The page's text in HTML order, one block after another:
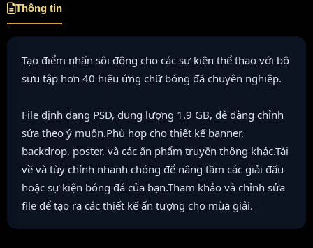
Thông tin
Tạo điểm nhấn sôi động cho các sự kiện thể thao với bộ
sưu tập hơn 40 hiệu ứng chữ bóng đá chuyên nghiệp.
File định dạng PSD, dung lượng 1.9 GB, dễ dàng chỉnh
sửa theo ý muốn.Phù hợp cho thiết kế banner,
backdrop, poster, và các ấn phẩm truyền thông khác.Tải
về và tùy chỉnh nhanh chóng để nâng tầm các giải đấu
hoặc sự kiện bóng đá của bạn.Tham khảo và chỉnh sửa
file để tạo ra các thiết kế ấn tượng cho mùa giải.